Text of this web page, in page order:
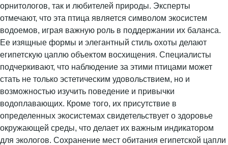
орнитологов, так и любителей природы. Эксперты
отмечают, что эта птица является символом экосистем
водоемов, играя важную роль в поддержании их баланса.
Ее изящные формы и элегантный стиль охоты делают
египетскую цаплю объектом восхищения. Специалисты
подчеркивают, что наблюдение за этими птицами может
стать не только эстетическим удовольствием, но и
возможностью изучить поведение и привычки
водоплавающих. Кроме того, их присутствие в
определенных экосистемах свидетельствует о здоровье
окружающей среды, что делает их важным индикатором
для экологов. Сохранение мест обитания египетской цапли